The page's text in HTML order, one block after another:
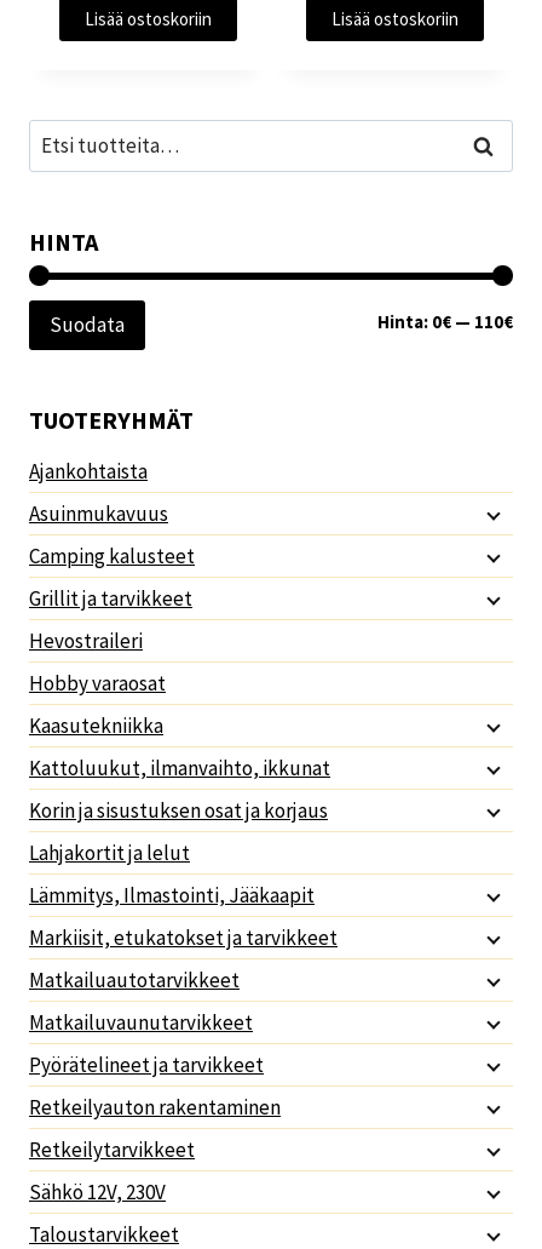
Lisää ostoskoriin Lisää ostoskoriin
Etsi: Haku
HINTA
Suodata Hinta: 0€ — 110€
TUOTERYHMÄT
Ajankohtaista
Asuinmukavuus
Camping kalusteet
Grillit ja tarvikkeet
Hevostraileri
Hobby varaosat
Kaasutekniikka
Kattoluukut, ilmanvaihto, ikkunat
Korin ja sisustuksen osat ja korjaus
Lahjakortit ja lelut
Lämmitys, Ilmastointi, Jääkaapit
Markiisit, etukatokset ja tarvikkeet
Matkailuautotarvikkeet
Matkailuvaunutarvikkeet
Pyörätelineet ja tarvikkeet
Retkeilyauton rakentaminen
Retkeilytarvikkeet
Sähkö 12V, 230V
Taloustarvikkeet